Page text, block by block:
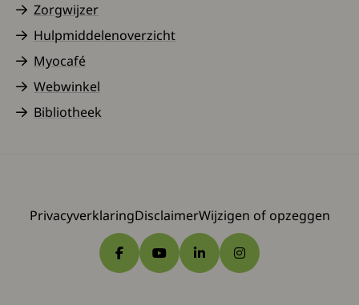
Zorgwijzer
Hulpmiddelenoverzicht
Myocafé
Webwinkel
Bibliotheek
PrivacyverklaringDisclaimerWijzigen of opzeggen
Ga naar Facebook
Ga naar YouTube
Ga naar LinkedIn
Ga naar Instagram